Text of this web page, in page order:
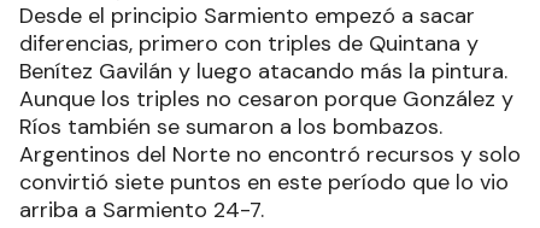
Desde el principio Sarmiento empezó a sacar
diferencias, primero con triples de Quintana y
Benítez Gavilán y luego atacando más la pintura.
Aunque los triples no cesaron porque González y
Ríos también se sumaron a los bombazos.
Argentinos del Norte no encontró recursos y solo
convirtió siete puntos en este período que lo vio
arriba a Sarmiento 24-7.